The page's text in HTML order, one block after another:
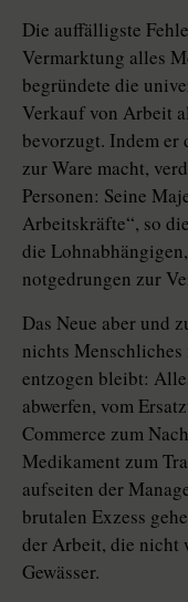
Die auffälligste
Vermarktung alles
begründete die
Verkauf von Arbeit
bevorzugt. Indem
zur Ware macht,
Personen: Seine
Arbeitskräfte“, so
die
notgedrungen zur
Das Neue aber und
nichts
entzogen bleibt:
abwerfen, vom
Commerce zum
Medikament zum
aufseiten der
brutalen Exzess
der Arbeit, die nicht
Gewässer.